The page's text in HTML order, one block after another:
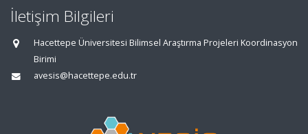
İletişim Bilgileri
Hacettepe Üniversitesi Bilimsel Araştırma Projeleri Koordinasyon
Birimi
avesis@hacettepe.edu.tr